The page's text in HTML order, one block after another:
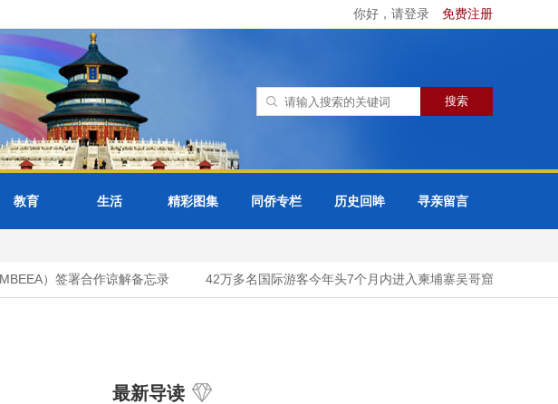
你好，请登录 免费注册
教育 生活 精彩图集 同侨专栏 历史回眸 寻亲留言
）签署合作谅解备忘录 42万多名国际游客今年头7个月内进入柬埔寨吴哥窟考古公园
最新导读